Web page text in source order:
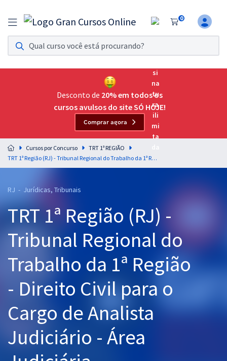
0
Assinatura Ilimitada 11
Acesso a todos os cursos. Teste grátis por 7 dias!
Assinatura OAB Até Passar
Acesso ilimitado a toda preparação para o Exame da
Residências Multiprofissionais
Preparação completa e intensiva para as principais
residências em saúde do Brasil
Cursos 20% OFF
Pós
Graduação
OAB
Questões grátis
Conteúdo gratuito
Desconto de 20% em todos os
cursos avulsos do site SÓ HOJE!
Comprar agora
Cursos por Concurso
TRT 1ª REGIÃO
TRT 1ª Região (RJ) - Tribunal Regional do Trabalho da 1ª Região - Direito Civil para o Cargo de Analista Judiciário - Área Judiciária
RJ - Jurídicas, Tribunais
TRT 1ª Região (RJ) -
Tribunal Regional do
Trabalho da 1ª Região
- Direito Civil para o
Cargo de Analista
Judiciário - Área